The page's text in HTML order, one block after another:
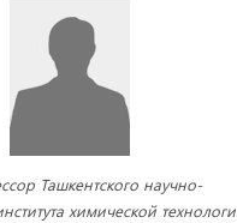
Ташкентского научно-
химической